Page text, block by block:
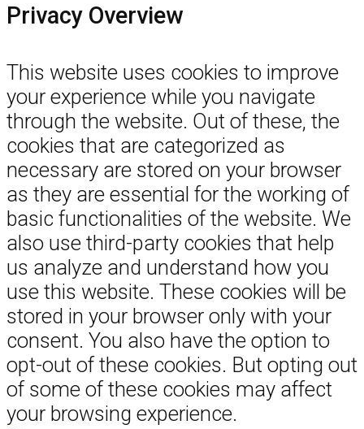
Privacy Overview
This website uses cookies to improve
your experience while you navigate
through the website. Out of these, the
cookies that are categorized as
necessary are stored on your browser
as they are essential for the working of
basic functionalities of the website. We
also use third-party cookies that help
us analyze and understand how you
use this website. These cookies will be
stored in your browser only with your
consent. You also have the option to
opt-out of these cookies. But opting out
of some of these cookies may affect
your browsing experience.